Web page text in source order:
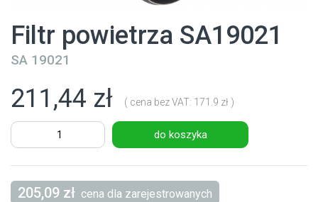
Filtr powietrza SA19021
SA 19021
211,44 zł ( cena bez VAT: 171.9 zł )
do koszyka
205,09 zł cena dla zarejestrowanych